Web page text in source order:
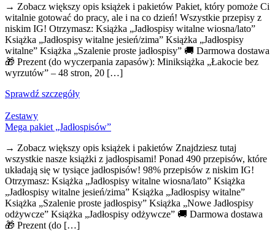
→ Zobacz większy opis książek i pakietów Pakiet, który pomoże Ci
witalnie gotować do pracy, ale i na co dzień! Wszystkie przepisy z
niskim IG! Otrzymasz: Książka „Jadłospisy witalne wiosna/lato”
Książka „Jadłospisy witalne jesień/zima” Książka „Jadłospisy
witalne” Książka „Szalenie proste jadłospisy” 🚚 Darmowa dostawa
🎁 Prezent (do wyczerpania zapasów): Miniksiążka „Łakocie bez
wyrzutów” – 48 stron, 20 […]
Sprawdź szczegóły
Zestawy
Mega pakiet „Jadłospisów”
→ Zobacz większy opis książek i pakietów Znajdziesz tutaj
wszystkie nasze książki z jadłospisami! Ponad 490 przepisów, które
układają się w tysiące jadłospisów! 98% przepisów z niskim IG!
Otrzymasz: Książka „Jadłospisy witalne wiosna/lato” Książka
„Jadłospisy witalne jesień/zima” Książka „Jadłospisy witalne”
Książka „Szalenie proste jadłospisy” Książka „Nowe Jadłospisy
odżywcze” Książka „Jadłospisy odżywcze” 🚚 Darmowa dostawa
🎁 Prezent (do […]